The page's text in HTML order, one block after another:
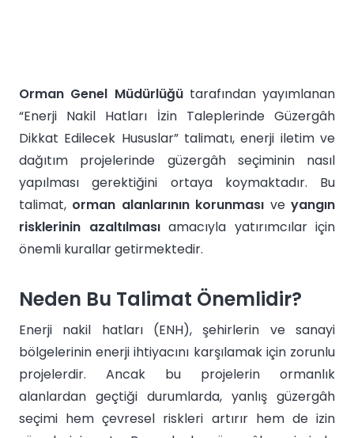
Orman Genel Müdürlüğütarafından yayımlanan
“Enerji Nakil Hatları İzin Taleplerinde Güzergâh
Dikkat Edilecek Hususlar” talimatı, enerji iletim ve
dağıtım projelerinde güzergâh seçiminin nasıl
yapılması gerektiğini ortaya koymaktadır. Bu
talimat, orman alanlarının korunması veyangın
risklerinin azaltılmasıamacıyla yatırımcılar için
önemli kurallar getirmektedir.
Neden Bu Talimat Önemlidir?
Enerji nakil hatları (ENH), şehirlerin ve sanayi
bölgelerinin enerji ihtiyacını karşılamak için zorunlu
projelerdir. Ancak bu projelerin ormanlık
alanlardan geçtiği durumlarda, yanlış güzergâh
seçimi hem çevresel riskleri artırır hem de izin